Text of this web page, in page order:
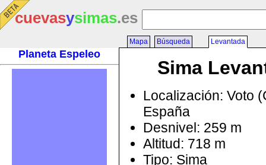
cuevasysimas.es
Planeta Espeleo
Mapa Búsqueda Levantada
Sima
Localización: Voto
España
Desnivel: 259 m
Altitud: 718 m
Tipo: Sima